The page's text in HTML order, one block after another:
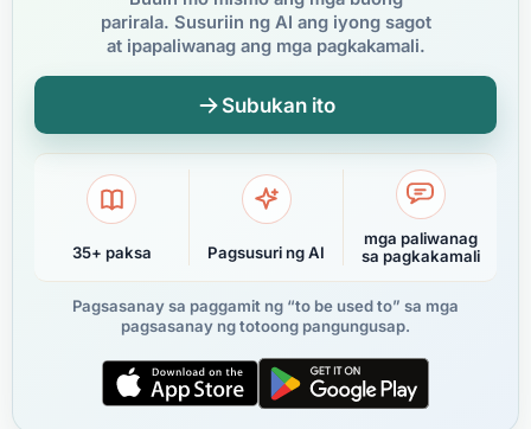
parirala. Susuriin ng AI ang iyong sagot
at ipapaliwanag ang mga pagkakamali.
Subukan ito
35+ paksa Pagsusuri ng AI
mga paliwanag
sa pagkakamali
Pagsasanay sa paggamit ng “to be used to” sa mga
pagsasanay ng totoong pangungusap.